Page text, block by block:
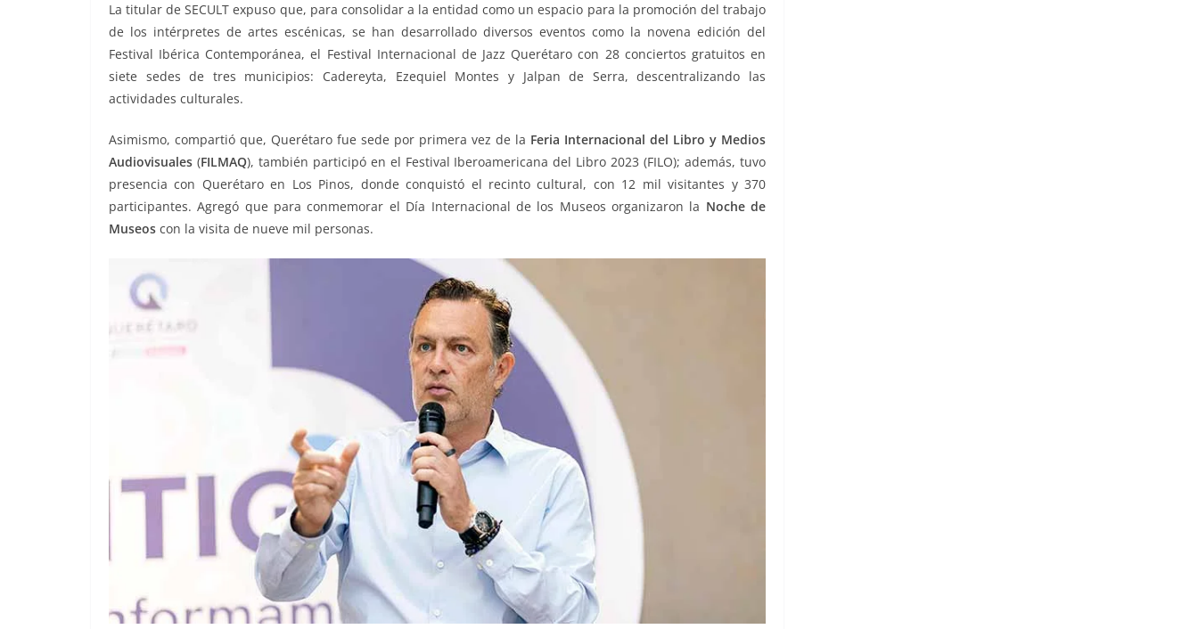
La titular de SECULT expuso que, para consolidar a la entidad como un espacio para la promoción del trabajo
de los intérpretes de artes escénicas, se han desarrollado diversos eventos como la novena edición del
Festival Ibérica Contemporánea, el Festival Internacional de Jazz Querétaro con 28 conciertos gratuitos en
siete sedes de tres municipios: Cadereyta, Ezequiel Montes y Jalpan de Serra, descentralizando las
actividades culturales.
Asimismo, compartió que, Querétaro fue sede por primera vez de la Feria Internacional del Libro y Medios
Audiovisuales (FILMAQ), también participó en el Festival Iberoamericana del Libro 2023 (FILO); además, tuvo
presencia con Querétaro en Los Pinos, donde conquistó el recinto cultural, con 12 mil visitantes y 370
participantes. Agregó que para conmemorar el Día Internacional de los Museos organizaron la Noche de
Museos con la visita de nueve mil personas.